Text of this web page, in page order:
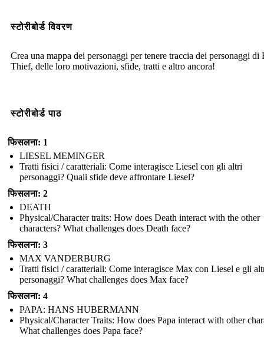
स्टोरीबोर्ड विवरण
Crea una mappa dei personaggi per tenere traccia dei personaggi di
Thief, delle loro motivazioni, sfide, tratti e altro ancora!
स्टोरीबोर्ड पाठ
फिसलना: 1
LIESEL MEMINGER
Tratti fisici / caratteriali: Come interagisce Liesel con gli altri
personaggi? Quali sfide deve affrontare Liesel?
फिसलना: 2
DEATH
Physical/Character traits: How does Death interact with the other
characters? What challenges does Death face?
फिसलना: 3
MAX VANDERBURG
Tratti fisici / caratteriali: Come interagisce Max con Liesel e gli
personaggi? What challenges does Max face?
फिसलना: 4
PAPA: HANS HUBERMANN
Physical/Character Traits: How does Papa interact with other
What challenges does Papa face?